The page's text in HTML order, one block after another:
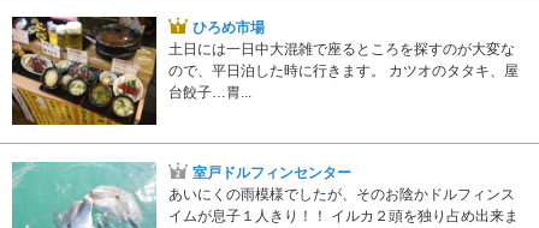
ひろめ市場
土日には一日中大混雑で座るところを探すのが大変な
ので、平日泊した時に行きます。 カツオのタタキ、屋
台餃子…胃...
室戸ドルフィンセンター
あいにくの雨模様でしたが、そのお陰かドルフィンス
イムが息子１人きり！！ イルカ２頭を独り占め出来ま